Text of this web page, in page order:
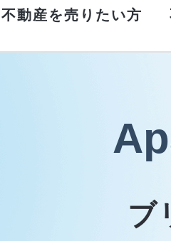
不動産を売りたい方
ブ